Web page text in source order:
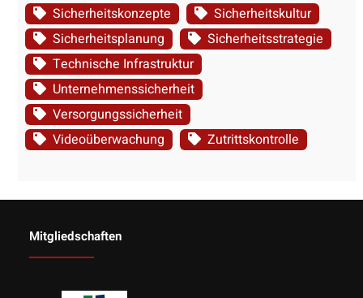
Sicherheitskonzepte
Sicherheitskultur
Sicherheitsplanung
Sicherheitsstrategie
Technische Infrastruktur
Unternehmenssicherheit
Versorgungssicherheit
Videoüberwachung
Zutrittskontrolle
Mitgliedschaften